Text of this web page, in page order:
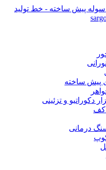
پیش ساخته
دکوراتیو و تزئینی
کف
درمانی